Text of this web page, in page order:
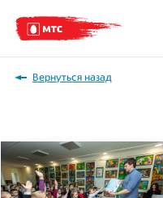
Вернуться назад